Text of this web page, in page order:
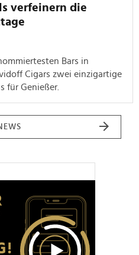
verfeinern die
Bars in
Cigars zwei einzigartige
für Genießer.